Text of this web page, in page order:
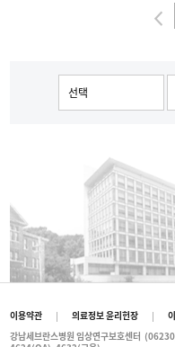
이용약관 | 의료정보 윤리헌장 |
강남세브란스병원 임상연구보호센터